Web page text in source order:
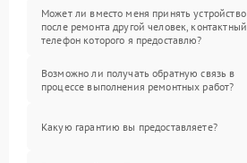
Может ли вместо меня принять устройство
после ремонта другой человек, контактный
телефон которого я предоставлю?
Возможно ли получать обратную связь в
процессе выполнения ремонтных работ?
Какую гарантию вы предоставляете?